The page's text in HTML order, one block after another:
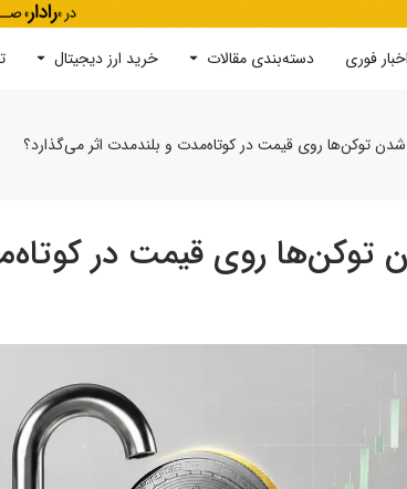
اخبار فوری دسته‌بندی مقالات خرید ارز دیجیتال
جستجو
شدن توکن‌ها روی قیمت در کوتاه‌مدت و بلندمدت اثر می‌گذارد؟
توکن‌ها روی قیمت در